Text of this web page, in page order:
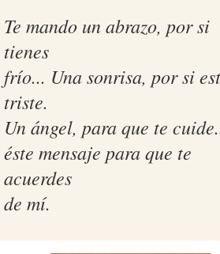
Te mando un abrazo, por si
tienes
frío... Una sonrisa, por si
triste.
Un ángel, para que te
éste mensaje para que te
acuerdes
de mí.